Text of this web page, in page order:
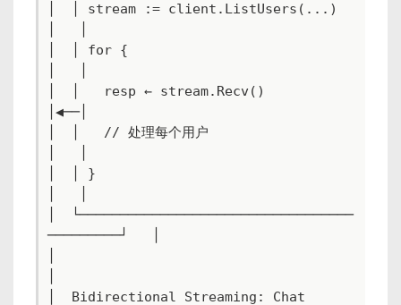
│  │ stream := client.ListUsers(...)
│  │ for {
│  │   resp ← stream.Recv()
│◀──│
│  │   // 处理每个用户
│  │ }
│  └──────────────────────────────────
─────────┘   │
│  Bidirectional Streaming: Chat